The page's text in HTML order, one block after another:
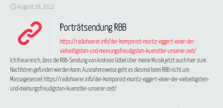
August 18, 2022
Porträtsendung RBB
https://radiohoerer.info/der-komponist-moritz-eggert-einer-der-
vielseitigsten-und-meinungsfreudigsten-kuenstler-unserer-zeit/
Ich freue mich, dass die RBB-Sendung von Andreas Göbel über meine Musik jetzt auch hier zum
Nachhören gefunden werden kann. Ausnahmsweise geht es diesmal beim RBB nicht um
Massagesessel: https://radiohoerer.info/der-komponist-moritz-eggert-einer-der-vielseitigsten-
und-meinungsfreudigsten-kuenstler-unserer-zeit/